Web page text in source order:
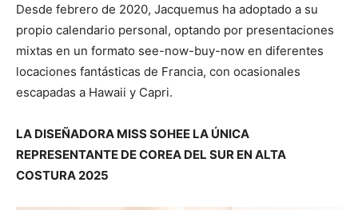
Desde febrero de 2020, Jacquemus ha adoptado a su
propio calendario personal, optando por presentaciones
mixtas en un formato see-now-buy-now en diferentes
locaciones fantásticas de Francia, con ocasionales
escapadas a Hawaii y Capri.
LA DISEÑADORA MISS SOHEE LA ÚNICA
REPRESENTANTE DE COREA DEL SUR EN ALTA
COSTURA 2025